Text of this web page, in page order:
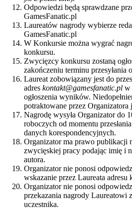
Odpowiedzi będą sprawdzane
GamesFanatic.pl
Laureatów nagrody wybierze
GamesFanatic.pl
W Konkursie można wygrać
konkursu.
Zwycięzcy konkursu zostaną
zakończeniu terminu przesyłania
Laureat zobowiązany jest do
adres kontakt@gamesfanatic.pl w
ogłoszenia wyników.
potraktowane przez Organizatora
Nagrodę wysyła Organizator do
roboczych od momentu
danych korespondencyjnych.
Organizator ma prawo publikacji
zwycięskiej pracy podając imię i
autora.
Organizator nie ponosi
wskazanie przez Laureata adresu
Organizator nie ponosi
przekazania nagrody Laureatowi
uczestnika.